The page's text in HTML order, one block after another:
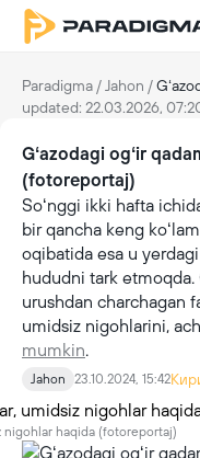
Paradigma / Jahon /
updated: 22.03.2026,
Gʻazodagi ogʻir
(fotoreportaj)
Soʻnggi ikki hafta
bir qancha keng
oqibatida esa u
hududni tark
urushdan charchagan
umidsiz nigohlarini,
mumkin.
Jahon 23.10.2024, 15:42
nigohlar haqida (fotoreportaj)